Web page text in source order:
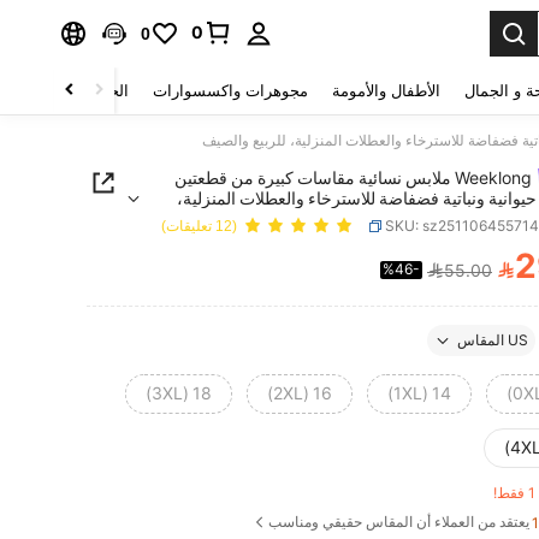
0
0
و الجمال الأطفال والأمومة مجوهرات واكسسوارات الحقائب والأمتعة
Weeklong ملابس نسائية مقاسات كبيرة من قطعتين
ونباتية فضفاضة للاسترخاء والعطلات المنزلية،
SKU: (12 تعليقات)
PRICE AND 
55.00
%46-
US المقاس
14 (1XL)
16 (2XL)
18 (3XL)
يعتقد من العملاء أن المقاس حقيقي ومناسب